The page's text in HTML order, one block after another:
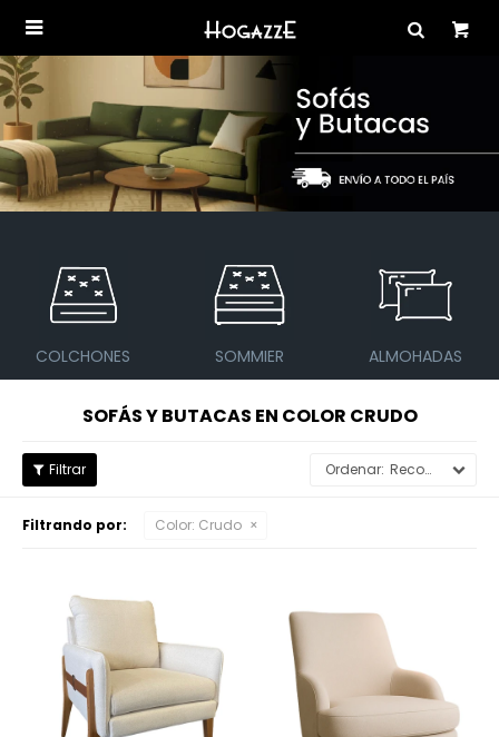

SOMMIER ALMOHADAS SOFÁS Y BUTACAS
SOFÁS Y BUTACAS EN COLOR CRUDO
Recomendados
Filtrando por: Color: Crudo